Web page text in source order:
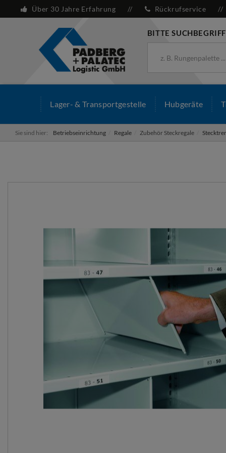
Über 30 Jahre Erfahrung Rückrufservice
BITTE
Lager- & Transportgestelle Hubgeräte
Sie sind hier: Betriebseinrichtung Regale Zubehör Steckregale